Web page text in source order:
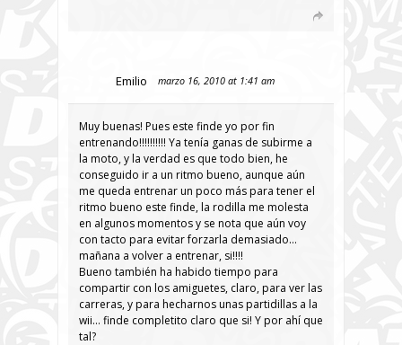
Emilio marzo 16, 2010 at 1:41 am
Muy buenas! Pues este finde yo por fin
entrenando!!!!!!!!!! Ya tenía ganas de subirme a
la moto, y la verdad es que todo bien, he
conseguido ir a un ritmo bueno, aunque aún
me queda entrenar un poco más para tener el
ritmo bueno este finde, la rodilla me molesta
en algunos momentos y se nota que aún voy
con tacto para evitar forzarla demasiado…
mañana a volver a entrenar, si!!!!
Bueno también ha habido tiempo para
compartir con los amiguetes, claro, para ver las
carreras, y para hecharnos unas partidillas a la
wii… finde completito claro que si! Y por ahí que
tal?